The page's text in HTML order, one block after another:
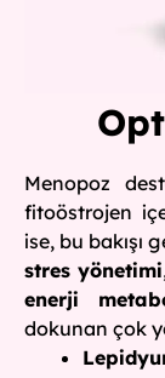
Menopoz
fitoöstrojen
ise, bu bakışı
stres yönetimi
enerji
dokunan çok